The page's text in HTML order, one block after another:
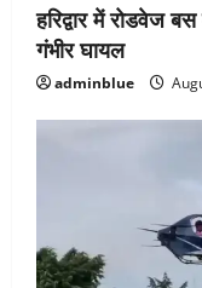
हरिद्वार में रोडवेज
गंभीर घायल
adminblue